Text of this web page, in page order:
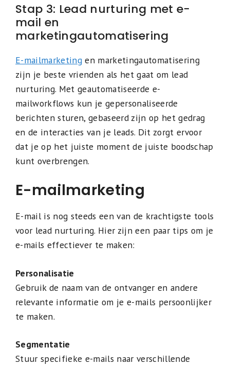
Stap 3: Lead nurturing met e-
mail en
marketingautomatisering
E-mailmarketingen marketingautomatisering
zijn je beste vrienden als het gaat om lead
nurturing. Met geautomatiseerde e-
mailworkflows kun je gepersonaliseerde
berichten sturen, gebaseerd zijn op het gedrag
en de interacties van je leads. Dit zorgt ervoor
dat je op het juiste moment de juiste boodschap
kunt overbrengen.
E-mailmarketing
E-mail is nog steeds een van de krachtigste tools
voor lead nurturing. Hier zijn een paar tips om je
e-mails effectiever te maken:
Personalisatie
Gebruik de naam van de ontvanger en andere
relevante informatie om je e-mails persoonlijker
te maken.
Segmentatie
Stuur specifieke e-mails naar verschillende